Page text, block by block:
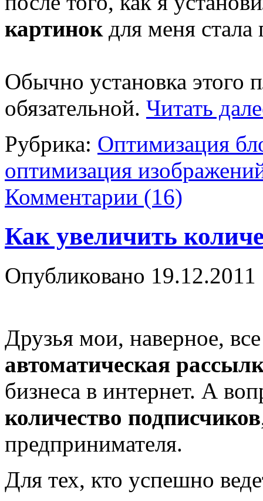
картинокдля меня стала
Обычно установка этого
обязательной. Читать
Рубрика: Оптимизация
оптимизация
Комментарии (16)
Как увеличить
Опубликовано 19.12.2011
Друзья мои, наверное,
автоматическая
бизнеса в интернет. А
количество подписчиков
предпринимателя.
Для тех, кто успешно